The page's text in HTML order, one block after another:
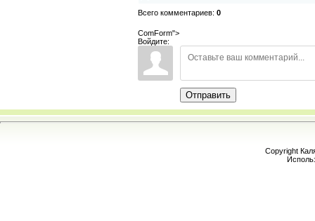
Всего комментариев: 0
ComForm">
Войдите:
Отправить
Copyright